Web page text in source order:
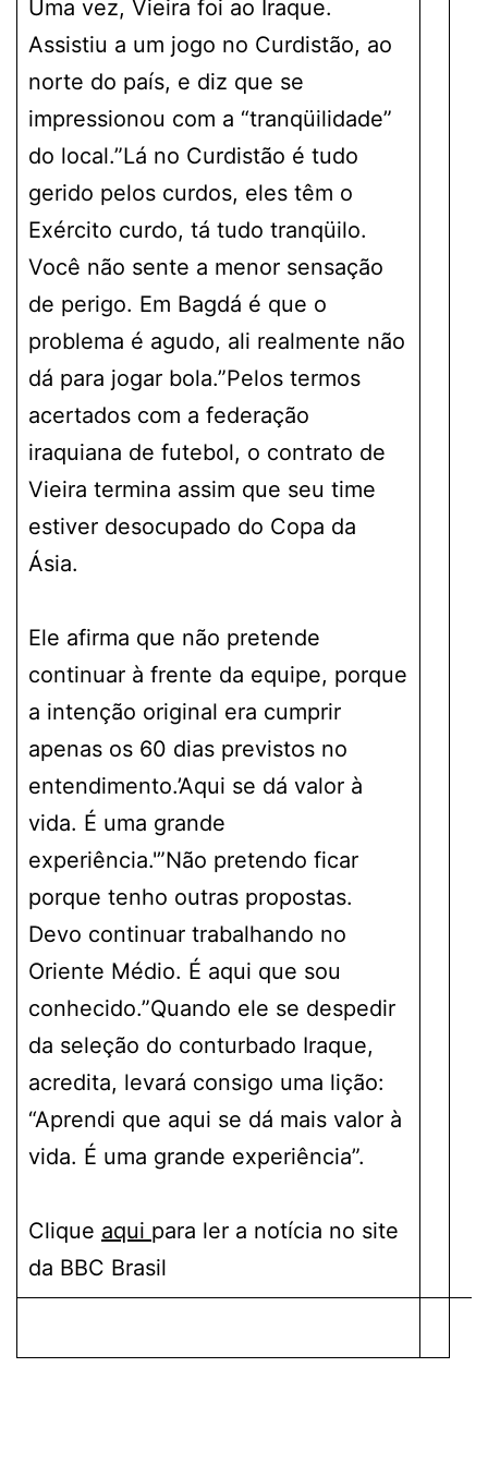
Uma vez, Vieira foi ao Iraque.
Assistiu a um jogo no Curdistão, ao
norte do país, e diz que se
impressionou com a “tranqüilidade”
do local.”Lá no Curdistão é tudo
gerido pelos curdos, eles têm o
Exército curdo, tá tudo tranqüilo.
Você não sente a menor sensação
de perigo. Em Bagdá é que o
problema é agudo, ali realmente não
dá para jogar bola.”Pelos termos
acertados com a federação
iraquiana de futebol, o contrato de
Vieira termina assim que seu time
estiver desocupado do Copa da
Ásia.
Ele afirma que não pretende
continuar à frente da equipe, porque
a intenção original era cumprir
apenas os 60 dias previstos no
entendimento.’Aqui se dá valor à
vida. É uma grande
experiência.'”Não pretendo ficar
porque tenho outras propostas.
Devo continuar trabalhando no
Oriente Médio. É aqui que sou
conhecido.”Quando ele se despedir
da seleção do conturbado Iraque,
acredita, levará consigo uma lição:
“Aprendi que aqui se dá mais valor à
vida. É uma grande experiência”.
Clique aqui para ler a notícia no site
da BBC Brasil